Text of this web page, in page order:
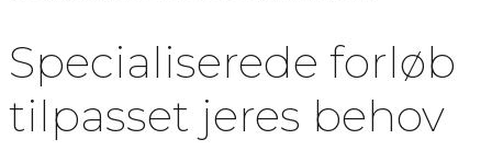
Specialiserede forløb
tilpasset jeres behov